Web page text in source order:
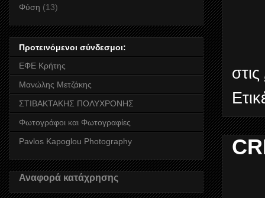
στις
Φύση (13)
Προτεινόμενοι σύνδεσμοι:
ΕΦΕ Κρήτης
Μανώλης Μετζάκης
ΣΤΙΒΑΚΤΑΚΗΣ ΠΟΛΥΧΡΟΝΗΣ
Φωτογράφοι και Φωτογραφίες
Pavlos Kapoglou Photography
Αναφορά κατάχρησης